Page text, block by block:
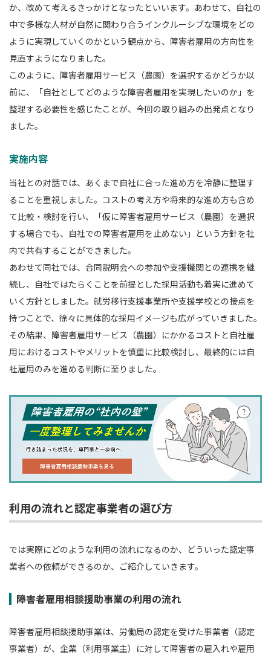
か、改めて考えるきっかけとなったといいます。あわせて、自社の
中で多様な人材が自然に関わり合うインクルーシブな環境をどの
ように実現していくのかという観点から、障害者雇用の方向性を
見直すようになりました。
このように、障害者雇用サービス（農園）を選択するかどうか以
前に、「自社としてどのような障害者雇用を実現したいのか」を
整理する必要性を感じたことが、今回の取り組みの出発点となり
ました。
実施内容
当社との対話では、あくまで自社に合った進め方を冷静に整理す
ることを重視しました。コストの考え方や将来的な進め方も含め
て比較・検討を行い、「仮に障害者雇用サービス（農園）を選択
する場合でも、自社での障害者雇用を止めない」という方針を社
内で共有することができました。
あわせて同社では、合同説明会への参加や支援機関との連携を継
続し、自社ではたらくことを前提とした採用活動も着実に進めて
いく方針としました。就労移行支援事業所や支援学校との接点を
持つことで、徐々に具体的な採用イメージも広がっていきました。
その結果、障害者雇用サービス（農園）にかかるコストと自社雇
用におけるコストやメリットを慎重に比較検討し、最終的には自
社雇用のみを進める判断に至りました。
利用の流れと認定事業者の選び方
では実際にどのような利用の流れになるのか、どういった認定事
業者への依頼ができるのか、ご紹介していきます。
障害者雇用相談援助事業の利用の流れ
障害者雇用相談援助事業は、労働局の認定を受けた事業者（認定
事業者）が、企業（利用事業主）に対して障害者の雇入れや雇用